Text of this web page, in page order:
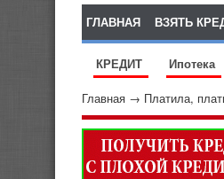
ГЛАВНАЯ ВЗЯТЬ
КРЕДИТ Ипотека
Главная → Платила,